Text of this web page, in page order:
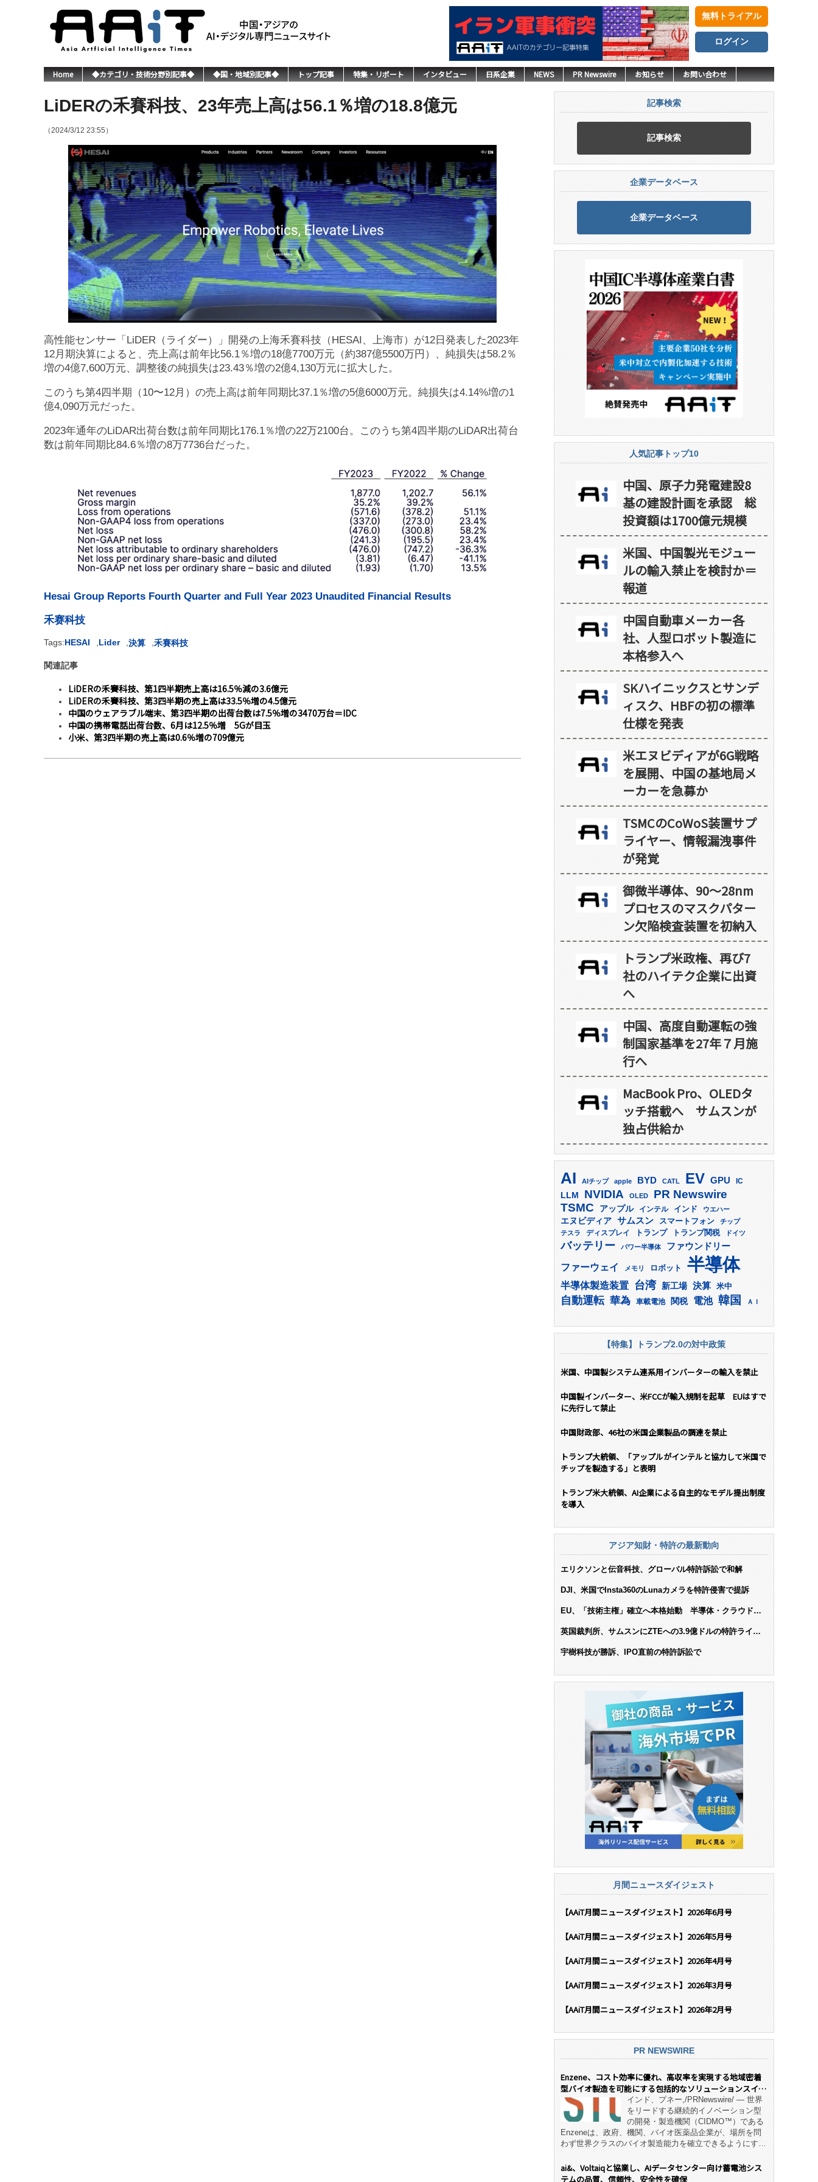
無料トライアル
ログイン
Home ◆カテゴリ・技術分野別記事◆ ◆国・地域別記事◆ トップ記事 特集・リポート インタビュー 日系企業 NEWS PR Newswire お知らせ お問い合わせ
LiDERの禾賽科技、23年売上高は56.1％増の18.8億元
（2024/3/12 23:55）
高性能センサー「LiDER（ライダー）」開発の上海禾賽科技（HESAI、上海市）が12日発表した2023年
12月期決算によると、売上高は前年比56.1％増の18億7700万元（約387億5500万円）、純損失は58.2％
増の4億7,600万元、調整後の純損失は23.43％増の2億4,130万元に拡大した。
このうち第4四半期（10〜12月）の売上高は前年同期比37.1％増の5億6000万元。純損失は4.14%増の1
億4,090万元だった。
2023年通年のLiDAR出荷台数は前年同期比176.1％増の22万2100台。このうち第4四半期のLiDAR出荷台
数は前年同期比84.6％増の8万7736台だった。
Hesai Group Reports Fourth Quarter and Full Year 2023 Unaudited Financial Results
禾赛科技
Tags:HESAI Lider 決算 禾賽科技
関連記事
LiDERの禾賽科技、第1四半期売上高は16.5％減の3.6億元
LiDERの禾賽科技、第3四半期の売上高は33.5％増の4.5億元
中国のウェアラブル端末、第3四半期の出荷台数は7.5％増の3470万台＝IDC
中国の携帯電話出荷台数、6月は12.5％増 5Gが目玉
小米、第3四半期の売上高は0.6％増の709億元
記事検索
記事検索
企業データベース
企業データベース
人気記事トップ10
中国、原子力発電建設8
基の建設計画を承認 総
投資額は1700億元規模
米国、中国製光モジュー
ルの輸入禁止を検討か＝
報道
中国自動車メーカー各
社、人型ロボット製造に
本格参入へ
SKハイニックスとサンデ
ィスク、HBFの初の標準
仕様を発表
米エヌビディアが6G戦略
を展開、中国の基地局メ
ーカーを急募か
TSMCのCoWoS装置サプ
ライヤー、情報漏洩事件
が発覚
御微半導体、90～28nm
プロセスのマスクパター
ン欠陥検査装置を初納入
トランプ米政権、再び7
社のハイテク企業に出資
へ
中国、高度自動運転の強
制国家基準を27年７月施
行へ
MacBook Pro、OLEDタ
ッチ搭載へ サムスンが
独占供給か
AI AIチップ apple BYD CATL EV GPU IC
LLM NVIDIA OLED PR Newswire
TSMC アップル インテル インド ウエハー
エヌビディア サムスン スマートフォン
チップ
テスラ
ディスプレイ トランプ トランプ関税 ドイツ
バッテリー パワー半導体 ファウンドリー
ファーウェイ メモリ ロボット 半導体
半導体製造装置 台湾 新工場 決算 米中
自動運転 華為 車載電池 関税 電池 韓国 ＡＩ
【特集】トランプ2.0の対中政策
米国、中国製システム連系用インバーターの輸入を禁止
中国製インバーター、米FCCが輸入規制を起草 EUはすで
に先行して禁止
中国財政部、46社の米国企業製品の調達を禁止
トランプ大統領、「アップルがインテルと協力して米国で
チップを製造する」と表明
トランプ米大統領、AI企業による自主的なモデル提出制度
を導入
アジア知財・特許の最新動向
エリクソンと伝音科技、グローバル特許訴訟で和解
DJI、米国でInsta360のLunaカメラを特許侵害で提訴
EU、「技術主権」確立へ本格始動 半導体・クラウド・
英国裁判所、サムスンにZTEへの3.9億ドルの特許ライセ
宇樹科技が勝訴、IPO直前の特許訴訟で
月間ニュースダイジェスト
【AAiT月間ニュースダイジェスト】2026年6月号
【AAiT月間ニュースダイジェスト】2026年5月号
【AAiT月間ニュースダイジェスト】2026年4月号
【AAiT月間ニュースダイジェスト】2026年3月号
【AAiT月間ニュースダイジェスト】2026年2月号
PR NEWSWIRE
Enzene、コスト効率に優れ、高収率を実現する地域密着
型バイオ製造を可能にする包括的なソリューションスイー
ト「NeX™」 をリリースインド、プネー,/PRNewswire/ — 世界
をリードする継続的イノベーション型
の開発・製造機関（CIDMO™）である
Enzeneは、政府、機関、バイオ医薬品企業が、場所を問
わず世界クラスのバイオ製造能力を確立できるようにす
デル「NeX™」の立ち上げを発表しました。 同社の実績
あるEnzeneX® fully‑connected continuous
ai&、Voltaiqと協業し、AIデータセンター向け蓄電池シス
テムの品質、信頼性、安全性を確保